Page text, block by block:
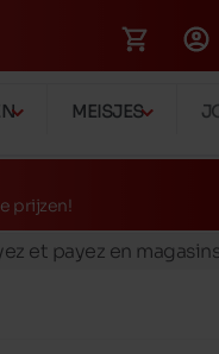
MEISJES
prijzen!
en magasins
et payez en